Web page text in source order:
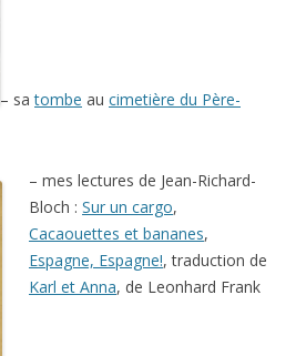
– satombe au cimetière du Père-
– mes lectures de Jean-Richard-
Bloch : Sur un cargo,
Cacaouettes et bananes,
Espagne, Espagne!, traduction de
Karl et Anna, de Leonhard Frank